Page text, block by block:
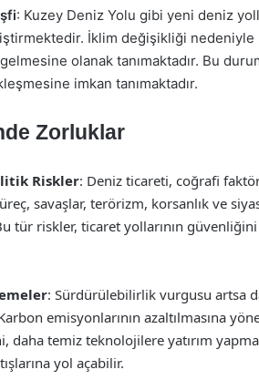
: Kuzey Deniz Yolu gibi yeni deniz
İklim değişikliği nedeniyle
olanak tanımaktadır. Bu
imkan tanımaktadır.
Zorluklar
Riskler: Deniz ticareti, coğrafi
savaşlar, terörizm, korsanlık ve
tür riskler, ticaret yollarının
: Sürdürülebilirlik vurgusu artsa
emisyonlarının azaltılmasına
daha temiz teknolojilere yatırım
yol açabilir.